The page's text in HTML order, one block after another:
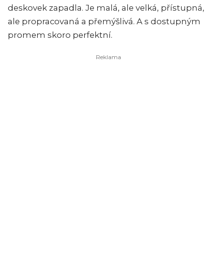
deskovek zapadla. Je malá, ale velká, přístupná,
ale propracovaná a přemýšlivá. A s dostupným
promem skoro perfektní.